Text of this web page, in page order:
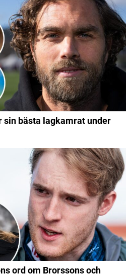
sin bästa lagkamrat under
ord om Brorssons och